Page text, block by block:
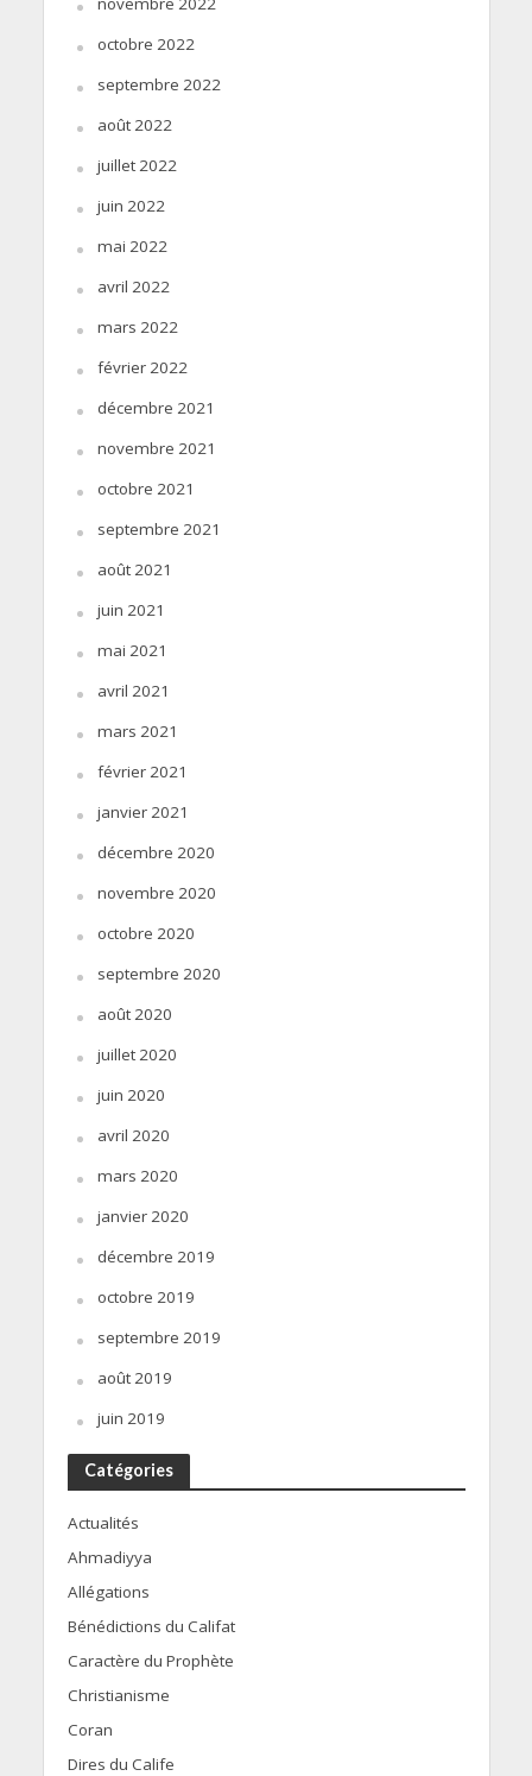
octobre 2022
septembre 2022
août 2022
juillet 2022
juin 2022
mai 2022
avril 2022
mars 2022
février 2022
décembre 2021
novembre 2021
octobre 2021
septembre 2021
août 2021
juin 2021
mai 2021
avril 2021
mars 2021
février 2021
janvier 2021
décembre 2020
novembre 2020
octobre 2020
septembre 2020
août 2020
juillet 2020
juin 2020
avril 2020
mars 2020
janvier 2020
décembre 2019
octobre 2019
septembre 2019
août 2019
juin 2019
Catégories
Actualités
Ahmadiyya
Allégations
Bénédictions du Califat
Caractère du Prophète
Christianisme
Coran
Dires du Calife